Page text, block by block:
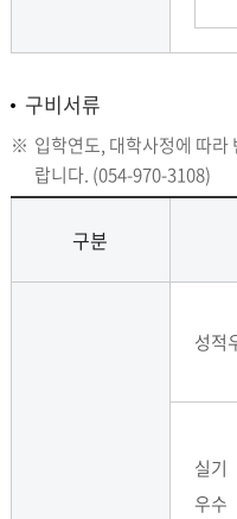
구비서류
※ 입학연도, 대학사정에 따
랍니다. (054-970-3108)
구분
성적
실기
우수